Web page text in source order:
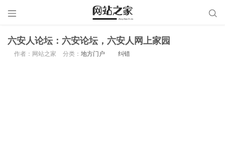
 
六安人论坛：六安论坛，六安人网上家园
作者：网站之家 分类： 地方门户 纠错